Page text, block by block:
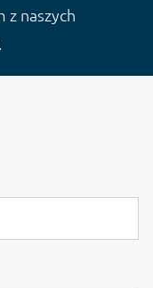
z naszych